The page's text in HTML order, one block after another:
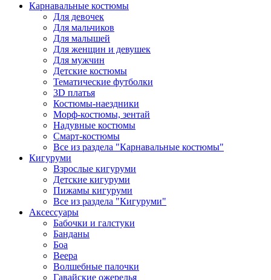
Карнавальные костюмы
Для девочек
Для мальчиков
Для малышей
Для женщин и девушек
Для мужчин
Детские костюмы
Тематические футболки
3D платья
Костюмы-наездники
Морф-костюмы, зентай
Надувные костюмы
Смарт-костюмы
Все из раздела "Карнавальные костюмы"
Кигуруми
Взрослые кигуруми
Детские кигуруми
Пижамы кигуруми
Все из раздела "Кигуруми"
Аксессуары
Бабочки и галстуки
Банданы
Боа
Веера
Волшебные палочки
Гавайские ожерелья